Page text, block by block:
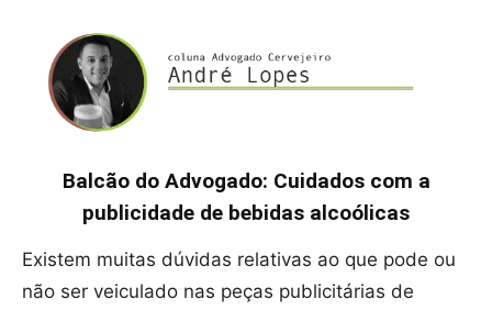
Balcão do Advogado: Cuidados com a
publicidade de bebidas alcoólicas
Existem muitas dúvidas relativas ao que pode ou
não ser veiculado nas peças publicitárias de